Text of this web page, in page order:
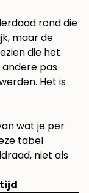
rond die
maar de
die het
pas
Het is
wat je per
tabel
niet als